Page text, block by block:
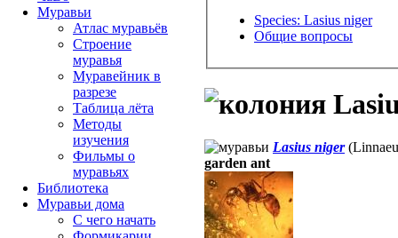
Species: Lasius niger
Общие вопросы
Lasius niger
garden ant
Муравьи
Атлас муравьёв
Строение
муравья
Муравейник в
разрезе
Таблица лёта
Методы
изучения
Фильмы о
муравьях
Библиотека
Муравьи дома
С чего начать